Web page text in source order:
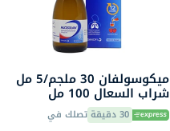
ميكوسولفان 30 ملجم/5 مل
شراب السعال 100 مل
30 دقيقة تصلك في